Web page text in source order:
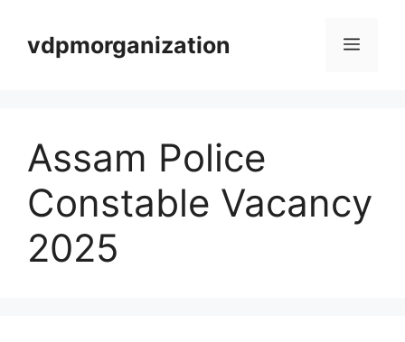
vdpmorganization Menu
Assam Police
Constable Vacancy
2025